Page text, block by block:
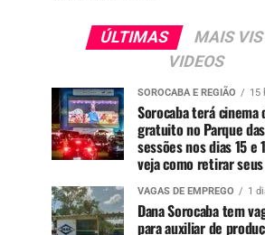
ÚLTIMAS
MAIS
VIDEOS
SOROCABA E REGIÃO 15
Sorocaba terá cinema
gratuito no Parque
sessões nos dias 15 e
veja como retirar
VAGAS DE EMPREGO 1
Dana Sorocaba tem
para auxiliar de